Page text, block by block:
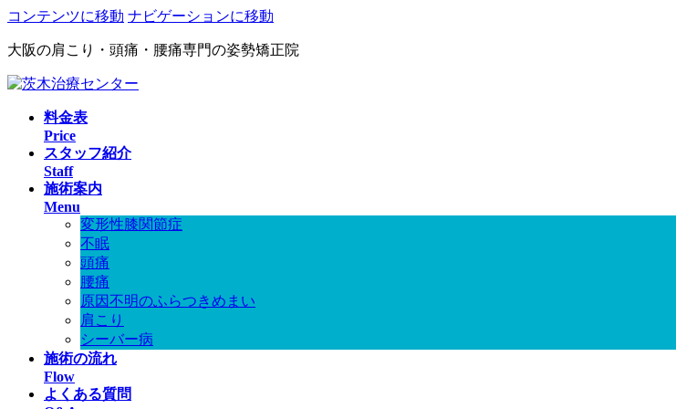
コンテンツに移動 ナビゲーションに移動
大阪の肩こり・頭痛・腰痛専門の姿勢矯正院
料金表
Price
スタッフ紹介
Staff
施術案内
Menu
変形性膝関節症
不眠
頭痛
腰痛
原因不明のふらつきめまい
肩こり
シーバー病
施術の流れ
Flow
よくある質問